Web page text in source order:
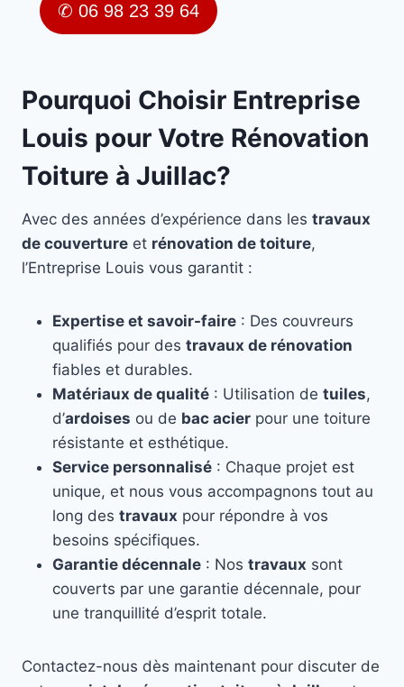
✆ 06 98 23 39 64
Pourquoi Choisir Entreprise
Louis pour Votre Rénovation
Toiture à Juillac?
Avec des années d’expérience dans les travaux
de couverture et rénovation de toiture,
l’Entreprise Louis vous garantit :
Expertise et savoir-faire : Des couvreurs
qualifiés pour des travaux de rénovation
fiables et durables.
Matériaux de qualité : Utilisation de tuiles,
d’ardoises ou de bac acier pour une toiture
résistante et esthétique.
Service personnalisé : Chaque projet est
unique, et nous vous accompagnons tout au
long des travaux pour répondre à vos
besoins spécifiques.
Garantie décennale : Nos travaux sont
couverts par une garantie décennale, pour
une tranquillité d’esprit totale.
Contactez-nous dès maintenant pour discuter de